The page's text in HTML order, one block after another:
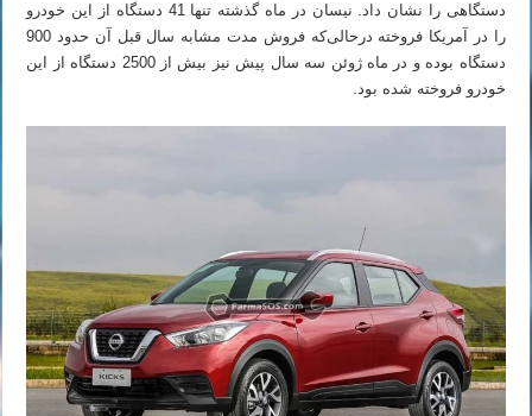
دستگاهی را نشان داد. نیسان در ماه گذشته تنها 41 دستگاه از این خودرو
را در آمریکا فروخته درحالی‌که فروش مدت مشابه سال قبل آن حدود 900
دستگاه بوده و در ماه ژوئن سه سال پیش نیز بیش از 2500 دستگاه از این
خودرو فروخته شده بود.